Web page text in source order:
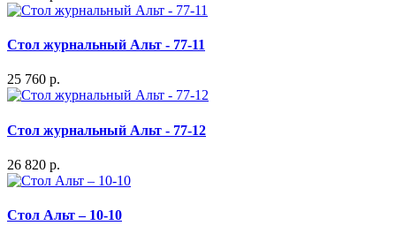
Стол журнальный Альт - 77-11
25 760 р.
Стол журнальный Альт - 77-12
26 820 р.
Стол Альт – 10-10